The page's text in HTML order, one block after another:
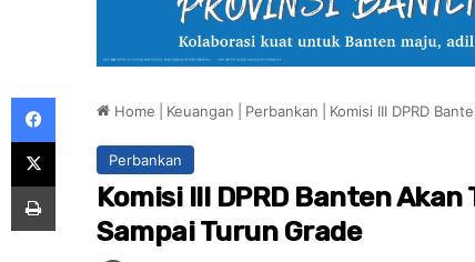
Home Keuangan Perbankan Komisi III DPRD
Perbankan
Komisi III DPRD Banten
Sampai Turun Grade